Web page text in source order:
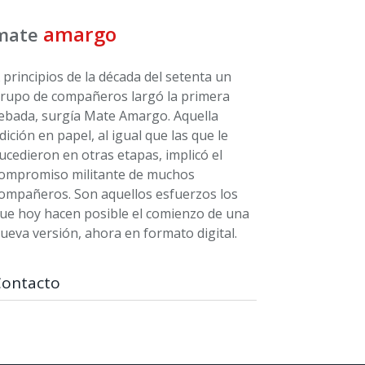
amargo
principios de la década del setenta un
de compañeros largó la primera
surgía Mate Amargo. Aquella
en papel, al igual que las que le
en otras etapas, implicó el
militante de muchos
Son aquellos esfuerzos los
hoy hacen posible el comienzo de una
versión, ahora en formato digital.